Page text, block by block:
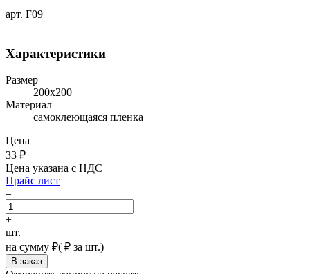
арт. F09
Характеристики
Размер
200х200
Материал
самоклеющаяся пленка
Цена
33 ₽
Цена указана с НДС
Прайс лист
–
+
шт.
на сумму ₽( ₽ за шт.)